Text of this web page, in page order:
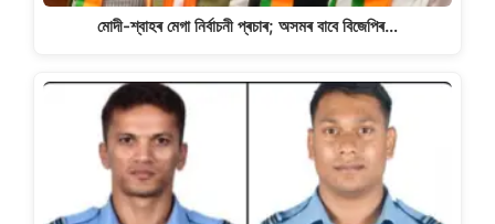
মোদী-শ্বাহৰ মেগা নিৰ্বাচনী প্ৰচাৰ; অসমৰ বাবে বিজেপিৰ…